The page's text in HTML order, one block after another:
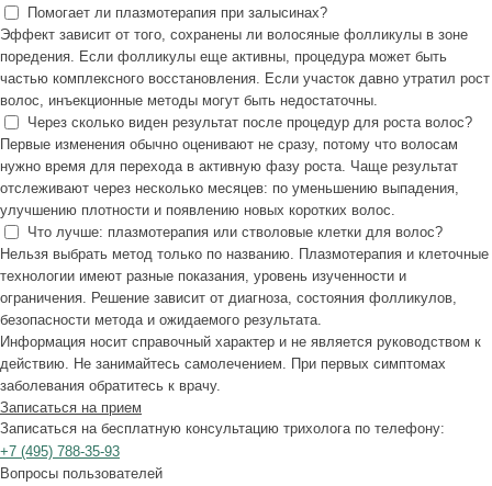
Помогает ли плазмотерапия при залысинах?
Эффект зависит от того, сохранены ли волосяные фолликулы в зоне
поредения. Если фолликулы еще активны, процедура может быть
частью комплексного восстановления. Если участок давно утратил рост
волос, инъекционные методы могут быть недостаточны.
Через сколько виден результат после процедур для роста волос?
Первые изменения обычно оценивают не сразу, потому что волосам
нужно время для перехода в активную фазу роста. Чаще результат
отслеживают через несколько месяцев: по уменьшению выпадения,
улучшению плотности и появлению новых коротких волос.
Что лучше: плазмотерапия или стволовые клетки для волос?
Нельзя выбрать метод только по названию. Плазмотерапия и клеточные
технологии имеют разные показания, уровень изученности и
ограничения. Решение зависит от диагноза, состояния фолликулов,
безопасности метода и ожидаемого результата.
Информация носит справочный характер и не является руководством к
действию. Не занимайтесь самолечением. При первых симптомах
заболевания обратитесь к врачу.
Записаться на прием
Записаться на бесплатную консультацию трихолога по телефону:
+7 (495) 788-35-93
Вопросы пользователей